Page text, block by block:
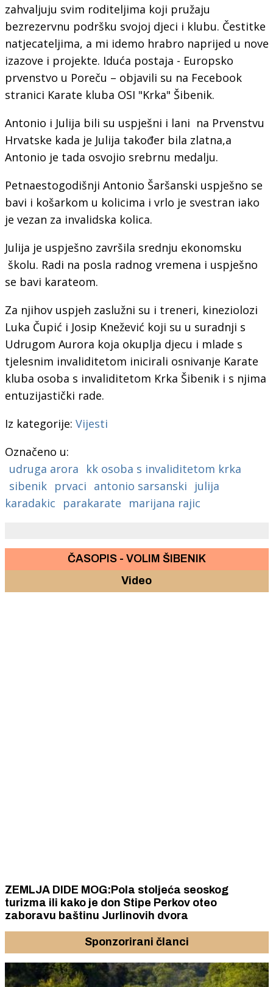
zahvaljuju svim roditeljima koji pružaju
bezrezervnu podršku svojoj djeci i klubu. Čestitke
natjecateljima, a mi idemo hrabro naprijed u nove
izazove i projekte. Iduća postaja - Europsko
prvenstvo u Poreču – objavili su na Fecebook
stranici Karate kluba OSI "Krka" Šibenik.
Antonio i Julija bili su uspješni i lani na Prvenstvu
Hrvatske kada je Julija također bila zlatna,a
Antonio je tada osvojio srebrnu medalju.
Petnaestogodišnji Antonio Šaršanski uspješno se
bavi i košarkom u kolicima i vrlo je svestran iako
je vezan za invalidska kolica.
Julija je uspješno završila srednju ekonomsku
školu. Radi na posla radnog vremena i uspješno
se bavi karateom.
Za njihov uspjeh zaslužni su i treneri, kineziolozi
Luka Čupić i Josip Knežević koji su u suradnji s
Udrugom Aurora koja okuplja djecu i mlade s
tjelesnim invaliditetom inicirali osnivanje Karate
kluba osoba s invaliditetom Krka Šibenik i s njima
entuzijastički rade.
Iz kategorije: Vijesti
Označeno u:
udruga arora
kk osoba s invaliditetom krka
sibenik prvaci antonio sarsanski
julija
karadakic
parakarate marijana rajic
ČASOPIS - VOLIM ŠIBENIK
Video
ZEMLJA DIDE MOG:Pola stoljeća seoskog
turizma ili kako je don Stipe Perkov oteo
zaboravu baštinu Jurlinovih dvora
Sponzorirani članci